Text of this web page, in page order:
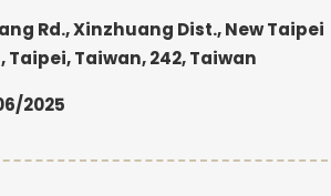
Rd., Xinzhuang Dist., New Taipei
Taipei, Taiwan, 242, Taiwan
2025